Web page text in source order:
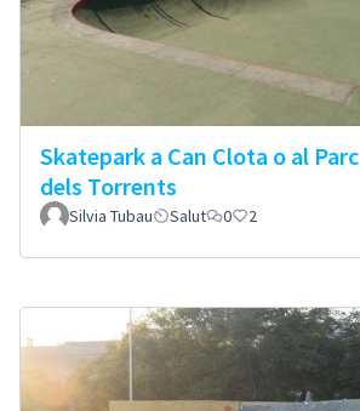
Skatepark a Can Clota o al Parc
dels Torrents
Silvia Tubau Salut 0 2